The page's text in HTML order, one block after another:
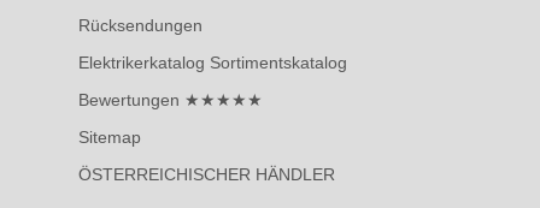
Rücksendungen
Elektrikerkatalog Sortimentskatalog
Bewertungen ★★★★★
Sitemap
ÖSTERREICHISCHER HÄNDLER